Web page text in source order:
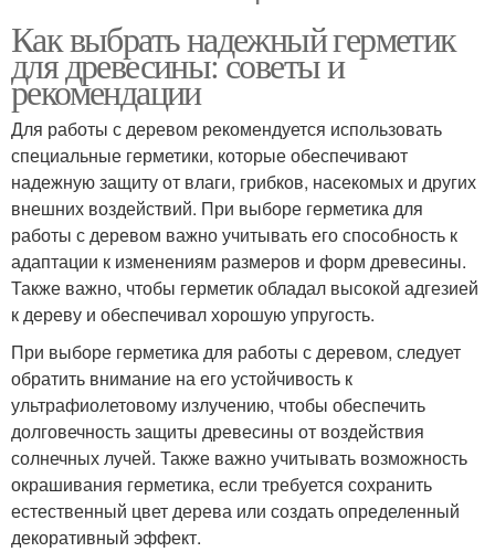
Как выбрать надежный герметик
для древесины: советы и
рекомендации
Для работы с деревом рекомендуется использовать
специальные герметики, которые обеспечивают
надежную защиту от влаги, грибков, насекомых и других
внешних воздействий. При выборе герметика для
работы с деревом важно учитывать его способность к
адаптации к изменениям размеров и форм древесины.
Также важно, чтобы герметик обладал высокой адгезией
к дереву и обеспечивал хорошую упругость.
При выборе герметика для работы с деревом, следует
обратить внимание на его устойчивость к
ультрафиолетовому излучению, чтобы обеспечить
долговечность защиты древесины от воздействия
солнечных лучей. Также важно учитывать возможность
окрашивания герметика, если требуется сохранить
естественный цвет дерева или создать определенный
декоративный эффект.